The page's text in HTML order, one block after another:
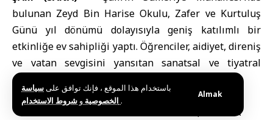
باستخدام هذا الموقع ، فإنك توافق علىسياسة
الخصوصية و .
Almak
bulunan Zeyd Bin Harise Okulu, Zafer ve Kurtuluş
Günü yıl dönümü dolayısıyla geniş katılımlı bir
etkinliğe ev sahipliği yaptı. Öğrenciler, aidiyet, direniş
ve vatan sevgisini yansıtan sanatsal ve tiyatral
gösterilerle günü anlamlandırdı.
Okul Müdürü Veid El-Abbas, SANA